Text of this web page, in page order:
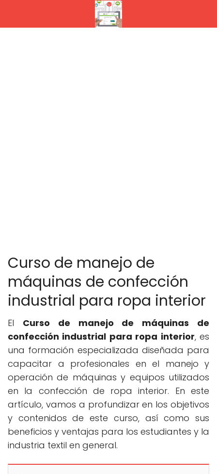
Curso de manejo de
máquinas de confección
industrial para ropa interior
El Curso de manejo de máquinas de
confección industrial para ropa interior, es
una formación especializada diseñada para
capacitar a profesionales en el manejo y
operación de máquinas y equipos utilizados
en la confección de ropa interior. En este
artículo, vamos a profundizar en los objetivos
y contenidos de este curso, así como sus
beneficios y ventajas para los estudiantes y la
industria textil en general.